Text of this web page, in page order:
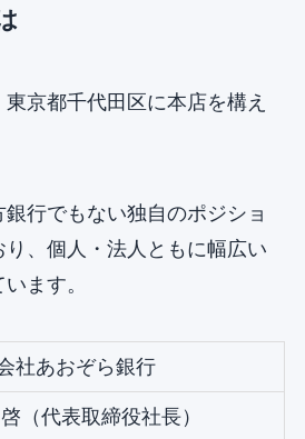
京都千代田区に本店を構え
行でもない独自のポジショ
、個人・法人ともに幅広い
ます。
社あおぞら銀行
（代表取締役社長）